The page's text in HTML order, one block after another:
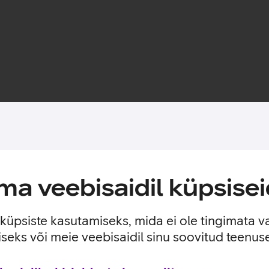
veebisaidil
kasutamiseks, mida ei ole tingimata
või meie veebisaidil sinu soovitud
kaitse sinu telefonile. Ümbris sobitub ideaalselt ümber